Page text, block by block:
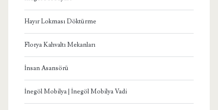
Hayır Lokması Döktürme
Florya Kahvaltı Mekanları
İnsan Asansörü
İnegöl Mobilya | İnegöl Mobilya Vadi